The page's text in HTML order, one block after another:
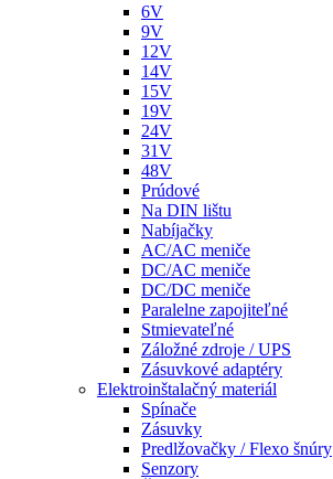
6V
9V
12V
14V
15V
19V
24V
31V
48V
Prúdové
Na DIN lištu
Nabíjačky
AC/AC meniče
DC/AC meniče
DC/DC meniče
Paralelne zapojiteľné
Stmievateľné
Záložné zdroje / UPS
Zásuvkové adaptéry
Elektroinštalačný materiál
Spínače
Zásuvky
Predlžovačky / Flexo šnúry
Senzory